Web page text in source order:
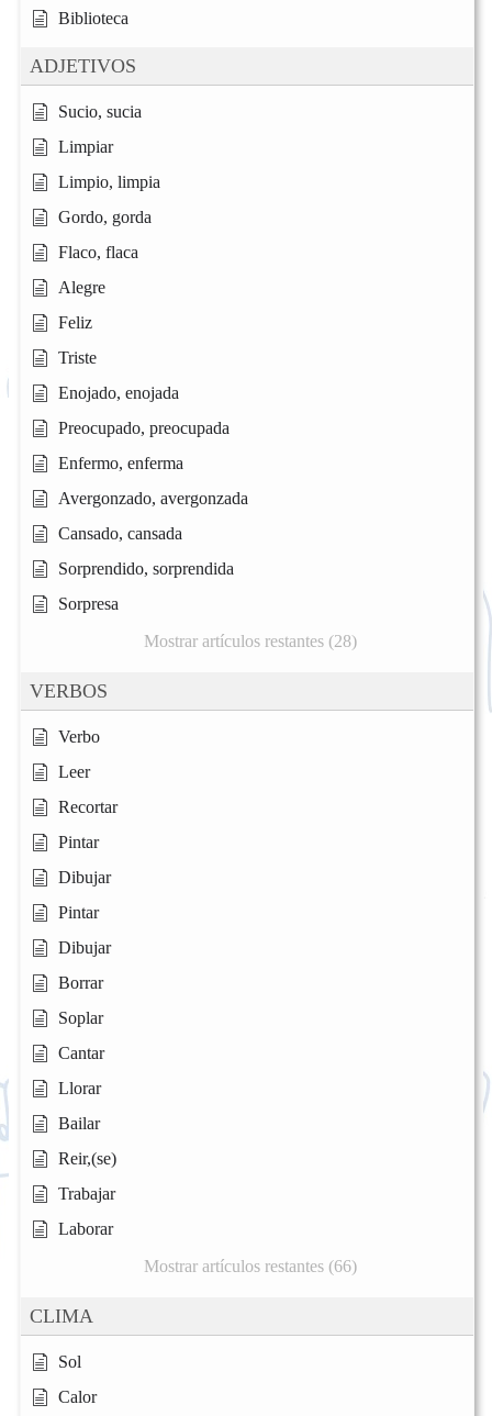
Biblioteca
ADJETIVOS
Sucio, sucia
Limpiar
Limpio, limpia
Gordo, gorda
Flaco, flaca
Alegre
Feliz
Triste
Enojado, enojada
Preocupado, preocupada
Enfermo, enferma
Avergonzado, avergonzada
Cansado, cansada
Sorprendido, sorprendida
Sorpresa
Mostrar artículos restantes (28)
VERBOS
Verbo
Leer
Recortar
Pintar
Dibujar
Pintar
Dibujar
Borrar
Soplar
Cantar
Llorar
Bailar
Reir,(se)
Trabajar
Laborar
Mostrar artículos restantes (66)
CLIMA
Sol
Calor